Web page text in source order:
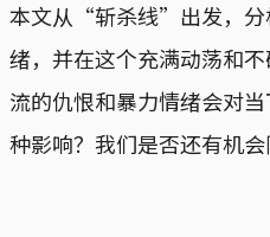
本文从“斩杀线”出发，分
绪，并在这个充满动荡和
流的仇恨和暴力情绪会对
种影响？我们是否还有机